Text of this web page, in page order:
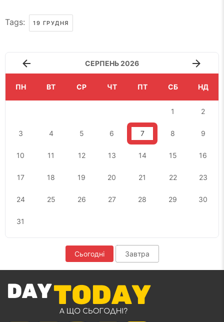
Tags: 19 ГРУДНЯ
СЕРПЕНЬ 2026
ПН ВТ СР ЧТ ПТ СБ НД
1 2
3 4 5 6 7 8 9
10 11 12 13 14 15 16
17 18 19 20 21 22 23
24 25 26 27 28 29 30
31
Сьогодні Завтра